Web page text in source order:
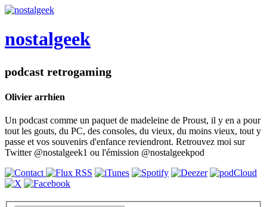
nostalgeek
podcast retrogaming
Olivier arrhien
Un podcast comme un paquet de madeleine de Proust, il y en a pour
tout les gouts, du PC, des consoles, du vieux, du moins vieux, tout y
passe et vos souvenirs d'enfance reviendront. Retrouvez moi sur
Twitter @nostalgeek1 ou l'émission @nostalgeekpod